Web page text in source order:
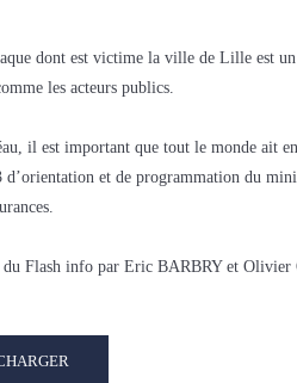
dont est victime la ville de Lille est
les acteurs publics.
il est important que tout le monde ait
d’orientation et de programmation du
Flash info par Eric BARBRY et Olivier